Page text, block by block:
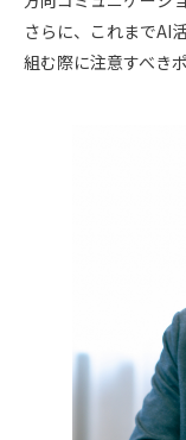
さらに、これまでAI
組む際に注意すべき